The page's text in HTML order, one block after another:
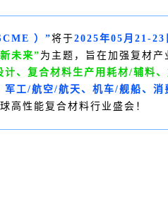
）”将于2025年05月21-23
未来” 为主题，旨在加强复材产
计、复合材料生产用耗材/辅料
军工/航空/航天、机车/舰船、消
高性能复合材料行业盛会！